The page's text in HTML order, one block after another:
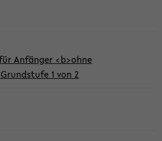
Anfänger <b>ohne
1 von 2